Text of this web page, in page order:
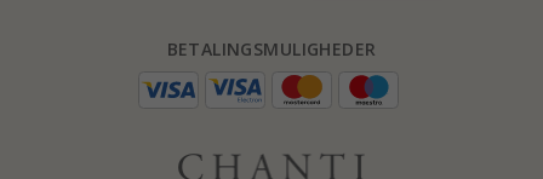
BETALINGSMULIGHEDER